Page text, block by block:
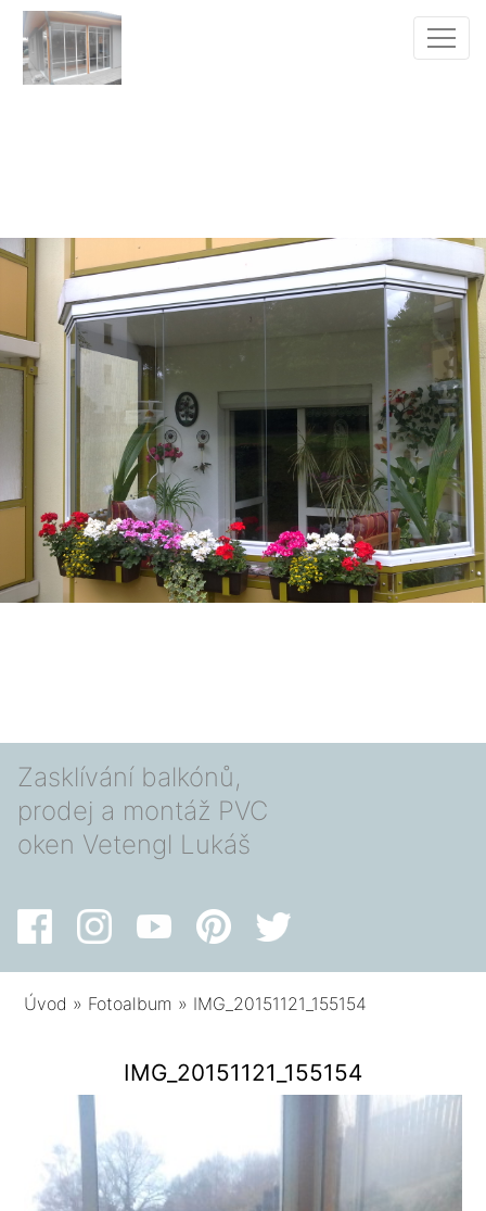
Zasklívání balkónů,
prodej a montáž PVC
oken Vetengl Lukáš
Úvod » Fotoalbum » IMG_20151121_155154
IMG_20151121_155154